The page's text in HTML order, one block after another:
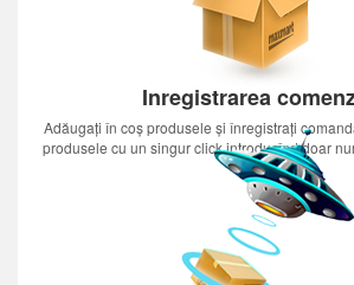
Inregistrarea
Adăugați în coș produsele și înregistrați
produsele cu un singur click introducînd doar